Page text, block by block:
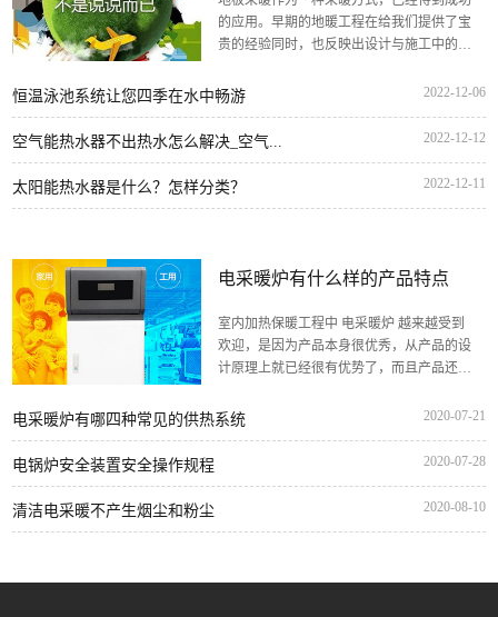
的应用。早期的地暖工程在给我们提供了宝
贵的经验同时，也反映出设计与施工中的一
恒温泳池系统让您四季在水中畅游 2022-12-06
空气能热水器不出热水怎么解决_空气... 2022-12-12
太阳能热水器是什么？怎样分类？ 2022-12-11
电采暖炉有什么样的产品特点
室内加热保暖工程中 电采暖炉 越来越受到
欢迎，是因为产品本身很优秀，从产品的设
计原理上就已经很有优势了，而且产品还有
电采暖炉有哪四种常见的供热系统 2020-07-21
电锅炉安全装置安全操作规程 2020-07-28
清洁电采暖不产生烟尘和粉尘 2020-08-10